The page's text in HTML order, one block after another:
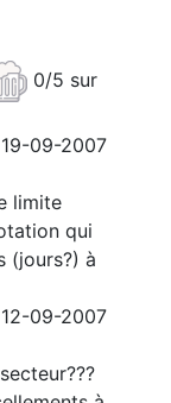
0/5 sur
09-2007
limite
qui
(jours?) à
09-2007